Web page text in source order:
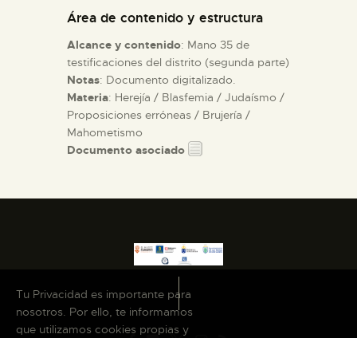
ESPAÑOL
Área de contenido y estructura
Alcance y contenido: Mano 35 de
testificaciones del distrito (segunda parte)
Notas: Documento digitalizado.
Materia: Herejía / Blasfemia / Judaísmo /
Proposiciones erróneas / Brujería /
Mahometismo
Documento asociado
Tu Privacidad es importante para
nosotros. Por ello, te informamos
que utilizamos cookies propias y